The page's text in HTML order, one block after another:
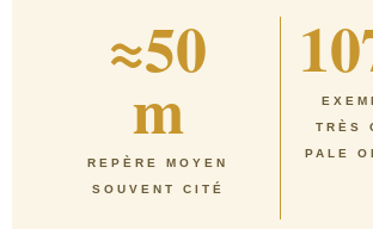
≈50
m
REPÈRE MOYEN
SOUVENT CITÉ
TRÈS
PALE